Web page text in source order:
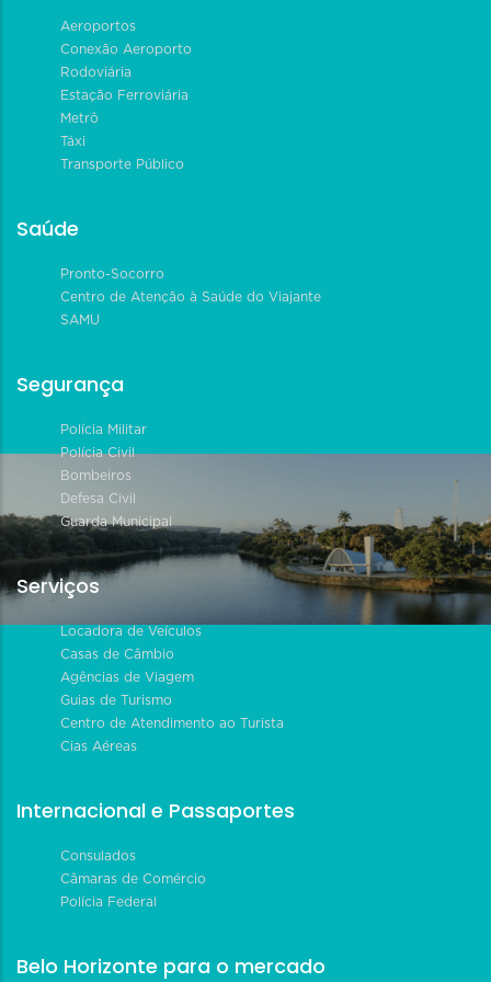
Aeroportos
Conexão Aeroporto
Rodoviária
Estação Ferroviária
Metrô
Táxi
Transporte Público
Saúde
Pronto-Socorro
Centro de Atenção à Saúde do Viajante
SAMU
Segurança
Polícia Militar
Polícia Civil
Bombeiros
Defesa Civil
Guarda Municipal
Serviços
Locadora de Veículos
Casas de Câmbio
Agências de Viagem
Guias de Turismo
Centro de Atendimento ao Turista
Cias Aéreas
Internacional e Passaportes
Consulados
Câmaras de Comércio
Polícia Federal
Belo Horizonte para o mercado